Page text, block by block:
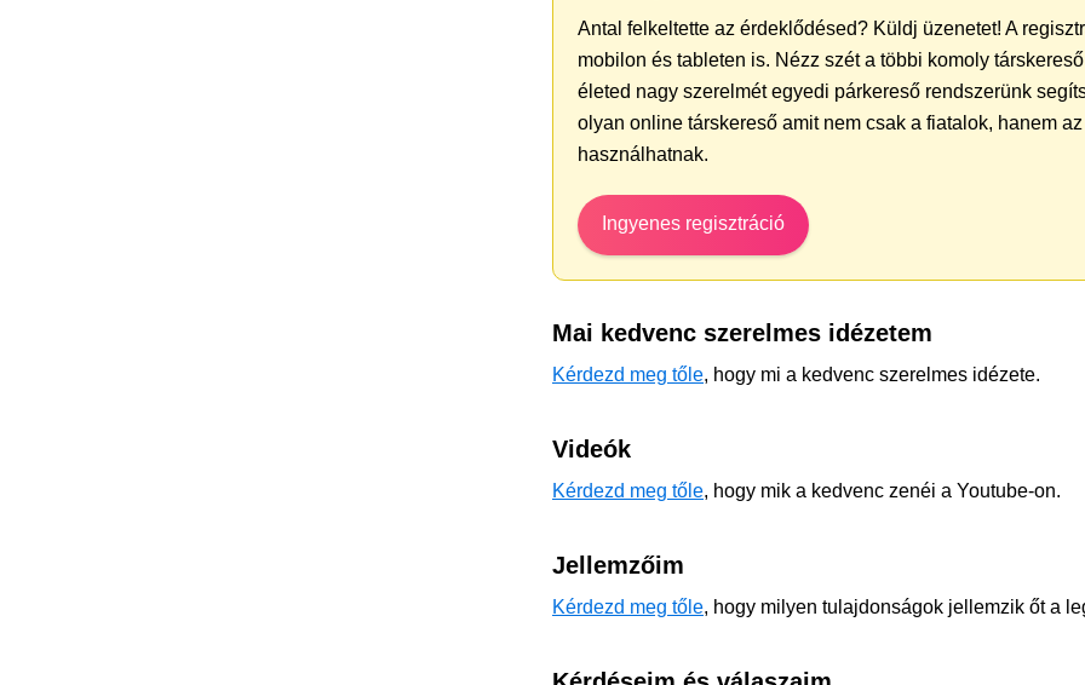
Antal felkeltette az érdeklődésed? Küldj üzenetet! A
mobilon és tableten is. Nézz szét a többi komoly
életed nagy szerelmét egyedi párkereső rendszerünk
olyan online társkereső amit nem csak a fiatalok, hanem
használhatnak.
Ingyenes regisztráció
Mai kedvenc szerelmes idézetem
Kérdezd meg tőle, hogy mi a kedvenc szerelmes idézete.
Videók
Kérdezd meg tőle, hogy mik a kedvenc zenéi a Youtube-on.
Jellemzőim
Kérdezd meg tőle, hogy milyen tulajdonságok jellemzik őt a